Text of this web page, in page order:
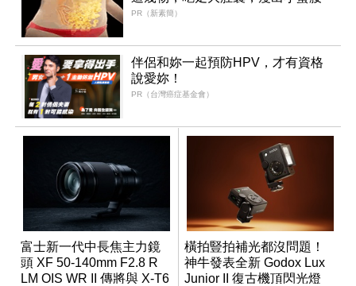
PR（新素簡）
伴侶和妳一起預防HPV，才有資格
說愛妳！
PR（台灣癌症基金會）
富士新一代中長焦主力鏡
頭 XF 50-140mm F2.8 R
LM OIS WR II 傳將與 X-T6
橫拍豎拍補光都沒問題！
神牛發表全新 Godox Lux
Junior II 復古機頂閃光燈